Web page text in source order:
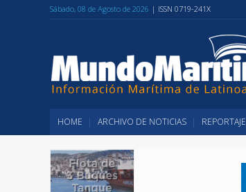
Sábado, 08 de Agosto de 2026 | ISSN 0719-241X
HOME ARCHIVO DE NOTICIAS